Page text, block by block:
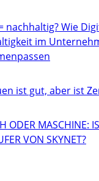
nachhaltig? Wie
im
ist gut, aber ist
ODER MASCHINE:
VON SKYNET?